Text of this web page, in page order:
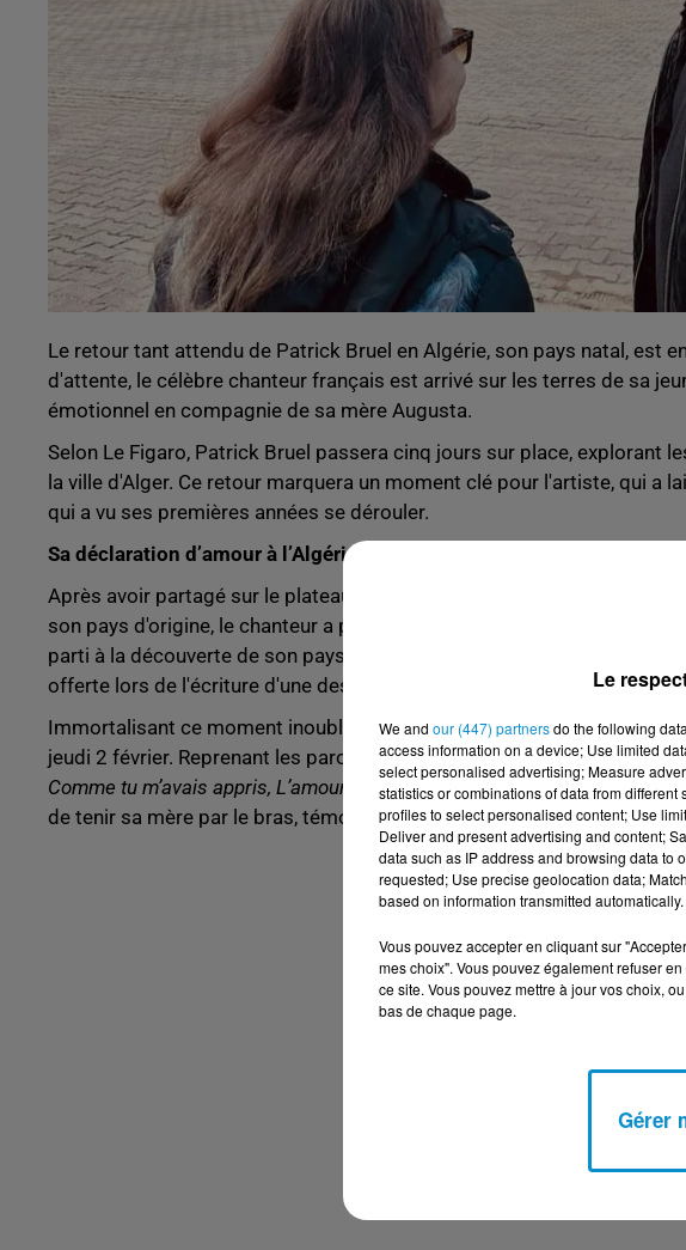
Le retour tant attendu de Patrick Bruel en Algérie, son pays natal, est
d'attente, le célèbre chanteur français est arrivé sur les terres de sa
émotionnel en compagnie de sa mère Augusta.
Selon Le Figaro, Patrick Bruel passera cinq jours sur place, explorant
la ville d'Alger. Ce retour marquera un moment clé pour l'artiste, qui a
qui a vu ses premières années se dérouler.
Sa déclaration d’amour à l’Algérie dans sa chanson « Je reviens »
Après avoir partagé sur le plateau de « Vivement dimanche » sur
son pays d'origine, le chanteur a posé ses valises à Tlemcen en
parti à la découverte de son pays natal qu'il avait quitté à l'âge de trois
offerte lors de l'écriture d'une des chansons de son dernier album, « Je
Immortalisant ce moment inoubliable, Patrick Bruel a partagé sur
jeudi 2 février. Reprenant les paroles de son titre « Je reviens », il a
Comme tu m’avais appris, L’amour de ce pays... ». Sur la photo, on peut
de tenir sa mère par le bras, témoignant d'un moment de complicité
Le
We and our (447) partnersdo the following
access information on a device; Use limited
select personalised advertising; Measure
statistics or combinations of data from
profiles to select personalised content; Use
Deliver and present advertising and content;
data such as IP address and browsing data to
requested; Use precise geolocation data;
based on information transmitted automatically.
Vous pouvez accepter en cliquant sur
mes choix". Vous pouvez également refuser
ce site. Vous pouvez mettre à jour vos choix,
bas de chaque page.
Gérer